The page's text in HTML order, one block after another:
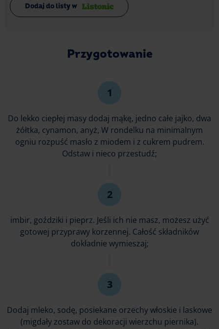
Dodaj do listy w
Przygotowanie
Do lekko ciepłej masy dodaj mąkę, jedno całe jajko, dwa
żółtka, cynamon, anyż, W rondelku na minimalnym
ogniu rozpuść masło z miodem i z cukrem pudrem.
Odstaw i nieco przestudź;
imbir, goździki i pieprz. Jeśli ich nie masz, możesz użyć
gotowej przyprawy korzennej. Całość składników
dokładnie wymieszaj;
Dodaj mleko, sodę, posiekane orzechy włoskie i laskowe
(migdały zostaw do dekoracji wierzchu piernika).